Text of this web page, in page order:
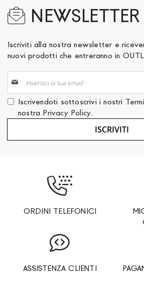
NEWSLETTER
Iscriviti alla nostra newsletter e
nuovi prodotti che entreranno in
alla
nostra
Newsletter:
Iscrivendoti sottoscrivi i nostri
nostra Privacy Policy.
ISCRIVITI
ORDINI TELEFONICI
ASSISTENZA CLIENTI